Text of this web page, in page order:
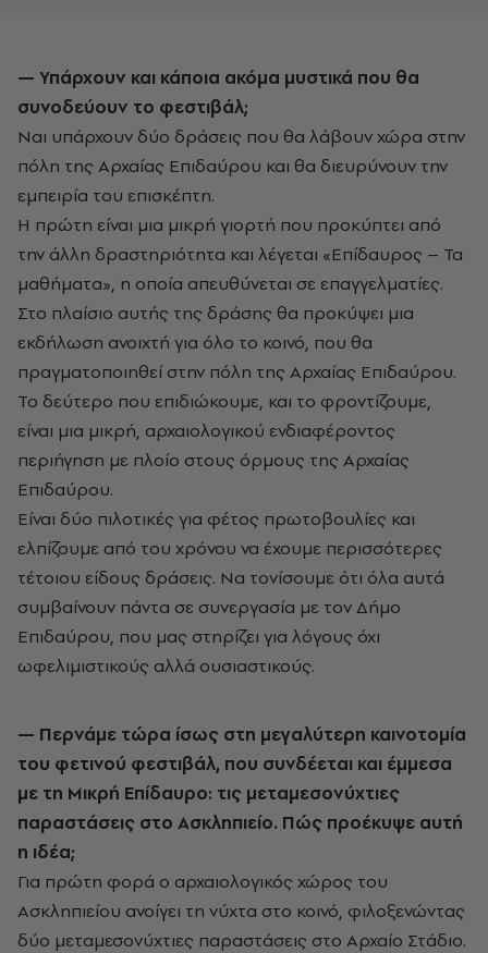
— Υπάρχουν και κάποια ακόμα μυστικά που θα
συνοδεύουν το φεστιβάλ;
Ναι υπάρχουν δύο δράσεις που θα λάβουν χώρα στην
πόλη της Αρχαίας Επιδαύρου και θα διευρύνουν την
εμπειρία του επισκέπτη.
Η πρώτη είναι μια μικρή γιορτή που προκύπτει από
την άλλη δραστηριότητα και λέγεται «Επίδαυρος – Τα
μαθήματα», η οποία απευθύνεται σε επαγγελματίες.
Στο πλαίσιο αυτής της δράσης θα προκύψει μια
εκδήλωση ανοιχτή για όλο το κοινό, που θα
πραγματοποιηθεί στην πόλη της Αρχαίας Επιδαύρου.
Το δεύτερο που επιδιώκουμε, και το φροντίζουμε,
είναι μια μικρή, αρχαιολογικού ενδιαφέροντος
περιήγηση με πλοίο στους όρμους της Αρχαίας
Επιδαύρου.
Είναι δύο πιλοτικές για φέτος πρωτοβουλίες και
ελπίζουμε από του χρόνου να έχουμε περισσότερες
τέτοιου είδους δράσεις. Να τονίσουμε ότι όλα αυτά
συμβαίνουν πάντα σε συνεργασία με τον Δήμο
Επιδαύρου, που μας στηρίζει για λόγους όχι
ωφελιμιστικούς αλλά ουσιαστικούς.
— Περνάμε τώρα ίσως στη μεγαλύτερη καινοτομία
του φετινού φεστιβάλ, που συνδέεται και έμμεσα
με τη Μικρή Επίδαυρο: τις μεταμεσονύχτιες
παραστάσεις στο Ασκληπιείο. Πώς προέκυψε αυτή
η ιδέα;
Για πρώτη φορά ο αρχαιολογικός χώρος του
Ασκληπιείου ανοίγει τη νύχτα στο κοινό, φιλοξενώντας
δύο μεταμεσονύχτιες παραστάσεις στο Αρχαίο Στάδιο.